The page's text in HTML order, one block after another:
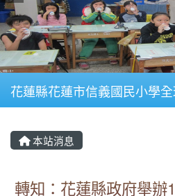
花蓮縣花蓮市信義國民小學
本站消息
轉知：花蓮縣政府舉辦